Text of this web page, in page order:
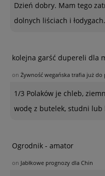
Dzień dobry. Mam tego
dolnych liściach i
kolejna garść dupereli dla
on Żywność wegańska trafia już
1/3 Polaków je chleb,
wodę z butelek, studni lub
Ogrodnik - amator
on Jabłkowe prognozy dla Chin